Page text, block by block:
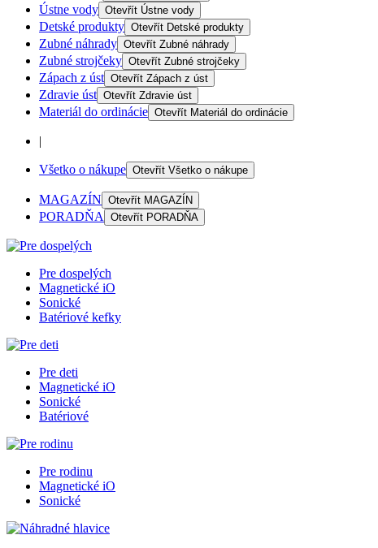
Ústne vody Otevřít Ústne vody
Detské produkty Otevřít Detské produkty
Zubné náhrady Otevřít Zubné náhrady
Zubné strojčeky Otevřít Zubné strojčeky
Zápach z úst Otevřít Zápach z úst
Zdravie úst Otevřít Zdravie úst
Materiál do ordinácie Otevřít Materiál do ordinácie
|
Všetko o nákupe Otevřít Všetko o nákupe
MAGAZÍN Otevřít MAGAZÍN
PORADŇA Otevřít PORADŇA
Pre dospelých
Magnetické iO
Sonické
Batériové kefky
Pre deti
Magnetické iO
Sonické
Batériové
Pre rodinu
Magnetické iO
Sonické